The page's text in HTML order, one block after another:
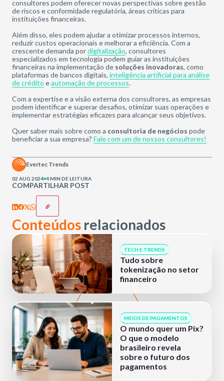
consultores podem oferecer novas perspectivas sobre gestão
de riscos e conformidade regulatória, áreas críticas para
instituições financeiras.
Além disso, eles podem ajudar a otimizar processos internos,
reduzir custos operacionais e melhorar a eficiência. Com a
crescente demanda pordigitalização, consultores
especializados em tecnologia podem guiar as instituições
financeiras na implementação de soluções inovadoras, como
plataformas de bancos digitais, inteligência artificial para análise
de crédito eautomação de processos.
Com a expertise e a visão externa dos consultores, as empresas
podem identificar e superar desafios, otimizar suas operações e
implementar estratégias eficazes para alcançar seus objetivos.
Quer saber mais sobre como a consultoria de negócios pode
beneficiar a sua empresa? Fale com um de nossos consultores!
COMPARTILHAR POST
Evertec Trends
02 AUG 2024 4 MIN DE LEITURA
Conteúdos relacionados
TECH E TRENDS
Tudo sobre
tokenização no setor
financeiro
MEIOS DE PAGAMENTOS
O mundo quer um Pix?
O que o modelo
brasileiro revela
sobre o futuro dos
pagamentos